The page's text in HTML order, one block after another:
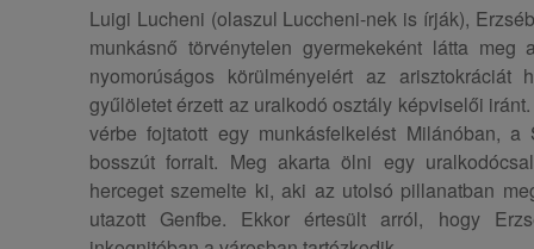
Luigi Lucheni (olaszul Luccheni-nek is írják),
munkásnő törvénytelen gyermekeként látta meg
nyomorúságos körülményeiért az arisztokráciát
gyűlöletet érzett az uralkodó osztály képviselői
vérbe fojtatott egy munkásfelkelést Milánóban, a
bosszút forralt. Meg akarta ölni egy
herceget szemelte ki, aki az utolsó pillanatban
utazott Genfbe. Ekkor értesült arról, hogy